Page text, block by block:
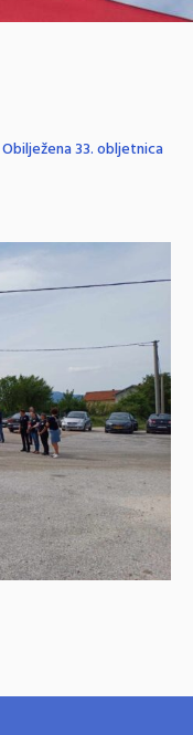
Obilježena 33. obljetnica